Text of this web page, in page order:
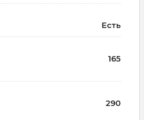
Есть
165
290